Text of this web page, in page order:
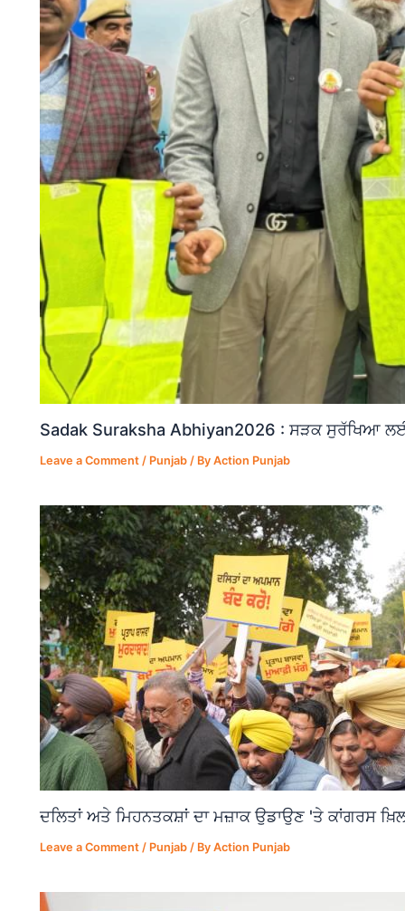
Sadak Suraksha Abhiyan2026 : ਸੜਕ ਸੁਰੱਖਿਆ
Leave a Comment / Punjab / ByAction Punjab
ਦਲਿਤਾਂ ਅਤੇ ਮਿਹਨਤਕਸ਼ਾਂ ਦਾ ਮਜ਼ਾਕ ਉਡਾਉਣ 'ਤੇ ਕਾਂਗਰਸ
Leave a Comment / Punjab / ByAction Punjab